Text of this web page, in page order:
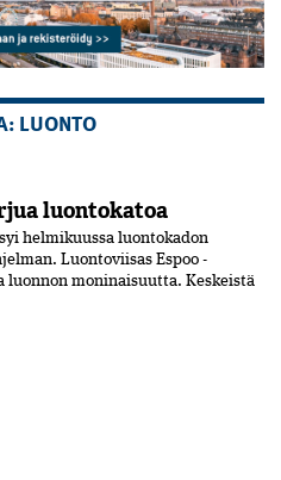
LUONTO
luontokatoa
helmikuussa luontokadon
Luontoviisas Espoo -
luonnon moninaisuutta. Keskeistä